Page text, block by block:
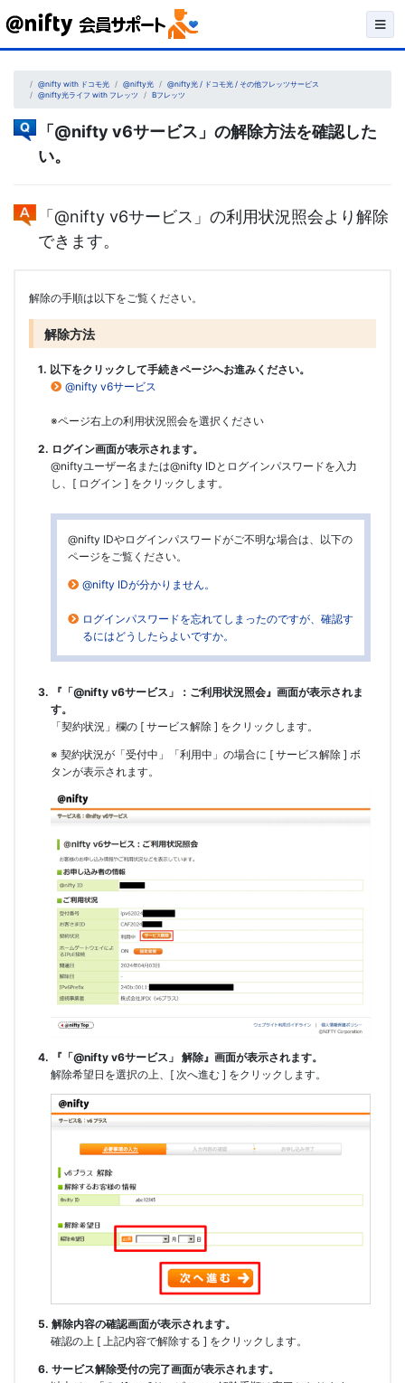
Skip
content @nifty with ドコモ光 @nifty光
@nifty光 / ドコモ光 / その他フレッツサービス
@nifty光ライフ with フレッツ
Bフレッツ
「@nifty v6サービス」の解除方法を確認した
い。
「@nifty v6サービス」の利用状況照会より解除
できます。
解除の手順は以下をご覧ください。
解除方法
1. 以下をクリックして手続きページへお進みください。
@nifty v6サービス
※ページ右上の利用状況照会を選択ください
2. ログイン画面が表示されます。
@niftyユーザー名または@nifty IDとログインパスワードを入力
し、[ ログイン ] をクリックします。
@nifty IDやログインパスワードがご不明な場合は、以下の
ページをご覧ください。
@nifty IDが分かりません。
ログインパスワードを忘れてしまったのですが、確認す
るにはどうしたらよいですか。
3. 『「@nifty v6サービス」：ご利用状況照会』画面が表示されま
す。
「契約状況」欄の [ サービス解除 ] をクリックします。
※ 契約状況が「受付中」「利用中」の場合に [ サービス解除 ] ボ
タンが表示されます。
4. 『「@nifty v6サービス」 解除』画面が表示されます。
解除希望日を選択の上、[ 次へ進む ] をクリックします。
5. 解除内容の確認画面が表示されます。
確認の上 [ 上記内容で解除する ] をクリックします。
6. サービス解除受付の完了画面が表示されます。